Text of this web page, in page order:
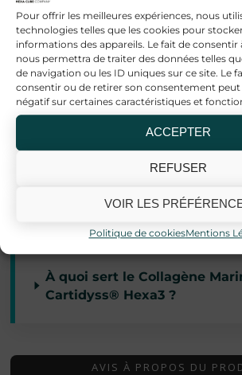
Pour offrir les meilleures expériences, nous
technologies telles que les cookies pour
informations des appareils. Le fait de consentir
nous permettra de traiter des données telles
de navigation ou les ID uniques sur ce site. Le
consentir ou de retirer son consentement
négatif sur certaines caractéristiques et
ACCEPTER
REFUSER
VOIR LES
Politique de cookiesMentions
Collagène Marin Type II
Comment consommer le
Marin Type II Cartidyss® ?
Quelle est la particularité du
l’assimilation ?
À quoi sert le Collagène
Cartidyss® Hexa3 ?
AVIS À PROPOS DU